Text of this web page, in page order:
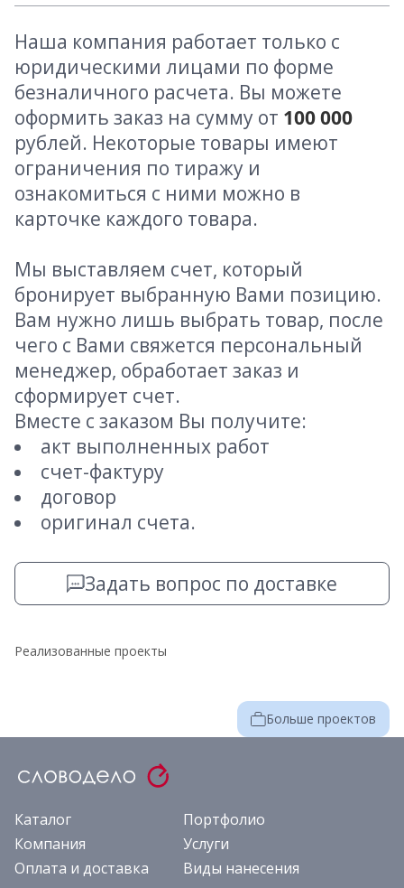
Наша компания работает только с
юридическими лицами по форме
безналичного расчета. Вы можете
оформить заказ на сумму от 100 000
рублей. Некоторые товары имеют
ограничения по тиражу и
ознакомиться с ними можно в
карточке каждого товара.
Мы выставляем счет, который
бронирует выбранную Вами позицию.
Вам нужно лишь выбрать товар, после
чего с Вами свяжется персональный
менеджер, обработает заказ и
сформирует счет.
Вместе с заказом Вы получите:
акт выполненных работ
счет-фактуру
договор
оригинал счета.
Задать вопрос по доставке
Реализованные проекты
Больше проектов
Каталог
Портфолио
Компания
Услуги
Оплата и доставка
Виды нанесения